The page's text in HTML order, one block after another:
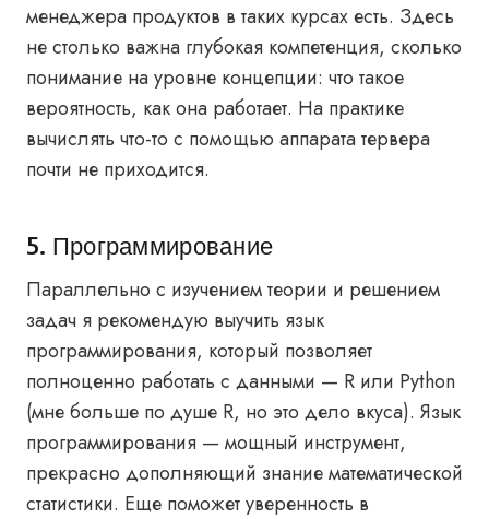
менеджера продуктов в таких курсах есть. Здесь
не столько важна глубокая компетенция, сколько
понимание на уровне концепции: что такое
вероятность, как она работает. На практике
вычислять что-то с помощью аппарата тервера
почти не приходится.
5. Программирование
Параллельно с изучением теории и решением
задач я рекомендую выучить язык
программирования, который позволяет
полноценно работать с данными — R или Python
(мне больше по душе R, но это дело вкуса). Язык
программирования — мощный инструмент,
прекрасно дополняющий знание математической
статистики. Еще поможет уверенность в